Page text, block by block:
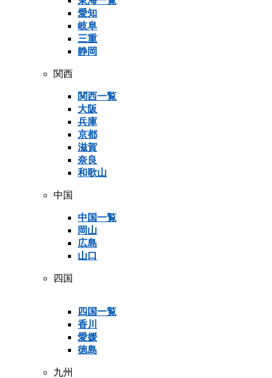
愛知
岐阜
三重
静岡
関西
関西一覧
大阪
兵庫
京都
滋賀
奈良
和歌山
中国
中国一覧
岡山
広島
山口
四国
四国一覧
香川
愛媛
徳島
九州